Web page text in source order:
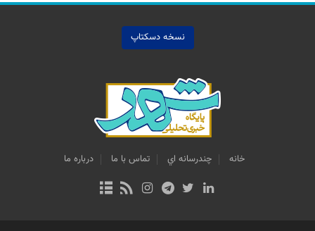
نسخه دسکتاپ
خانه چندرسانه اي تماس با ما درباره ما